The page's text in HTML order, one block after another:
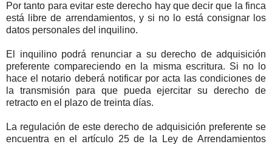
Por tanto para evitar este derecho hay que decir que la finca
está libre de arrendamientos, y si no lo está consignar los
datos personales del inquilino.
El inquilino podrá renunciar a su derecho de adquisición
preferente compareciendo en la misma escritura. Si no lo
hace el notario deberá notificar por acta las condiciones de
la transmisión para que pueda ejercitar su derecho de
retracto en el plazo de treinta días.
La regulación de este derecho de adquisición preferente se
encuentra en el artículo 25 de la Ley de Arrendamientos